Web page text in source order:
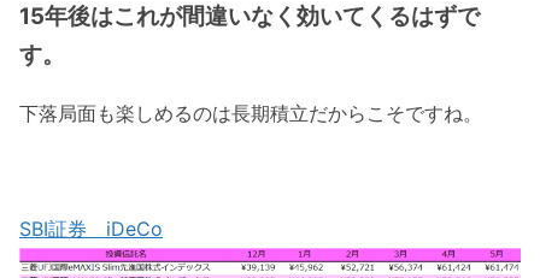
15年後はこれが間違いなく効いてくるはずで
す。
下落局面も楽しめるのは長期積立だからこそですね。
SBI証券 iDeCo